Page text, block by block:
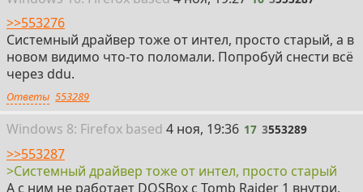
>>553276
Системный драйвер тоже от интел, просто старый, а в
новом видимо что-то поломали. Попробуй снести всё
через ddu.
Ответы 553289
Windows 8: Firefox based 17
4 ноя, 19:36 17 3553289
>>553287
>Системный драйвер тоже от интел, просто старый
А с ним не работает DOSBox с Tomb Raider 1 внутри,